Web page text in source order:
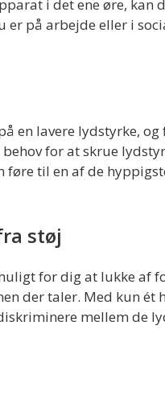
i det ene øre, kan
er på arbejde eller i
en lavere lydstyrke, og
for at skrue
føre til en af de
støj
for dig at lukke af
der taler. Med kun ét
mellem de